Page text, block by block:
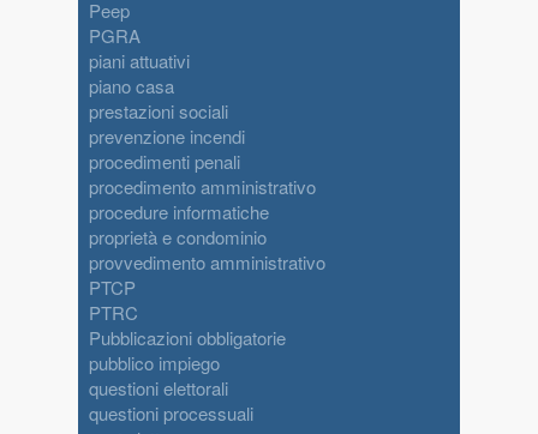
Peep
PGRA
piani attuativi
piano casa
prestazioni sociali
prevenzione incendi
procedimenti penali
procedimento amministrativo
procedure informatiche
proprietà e condominio
provvedimento amministrativo
PTCP
PTRC
Pubblicazioni obbligatorie
pubblico impiego
questioni elettorali
questioni processuali